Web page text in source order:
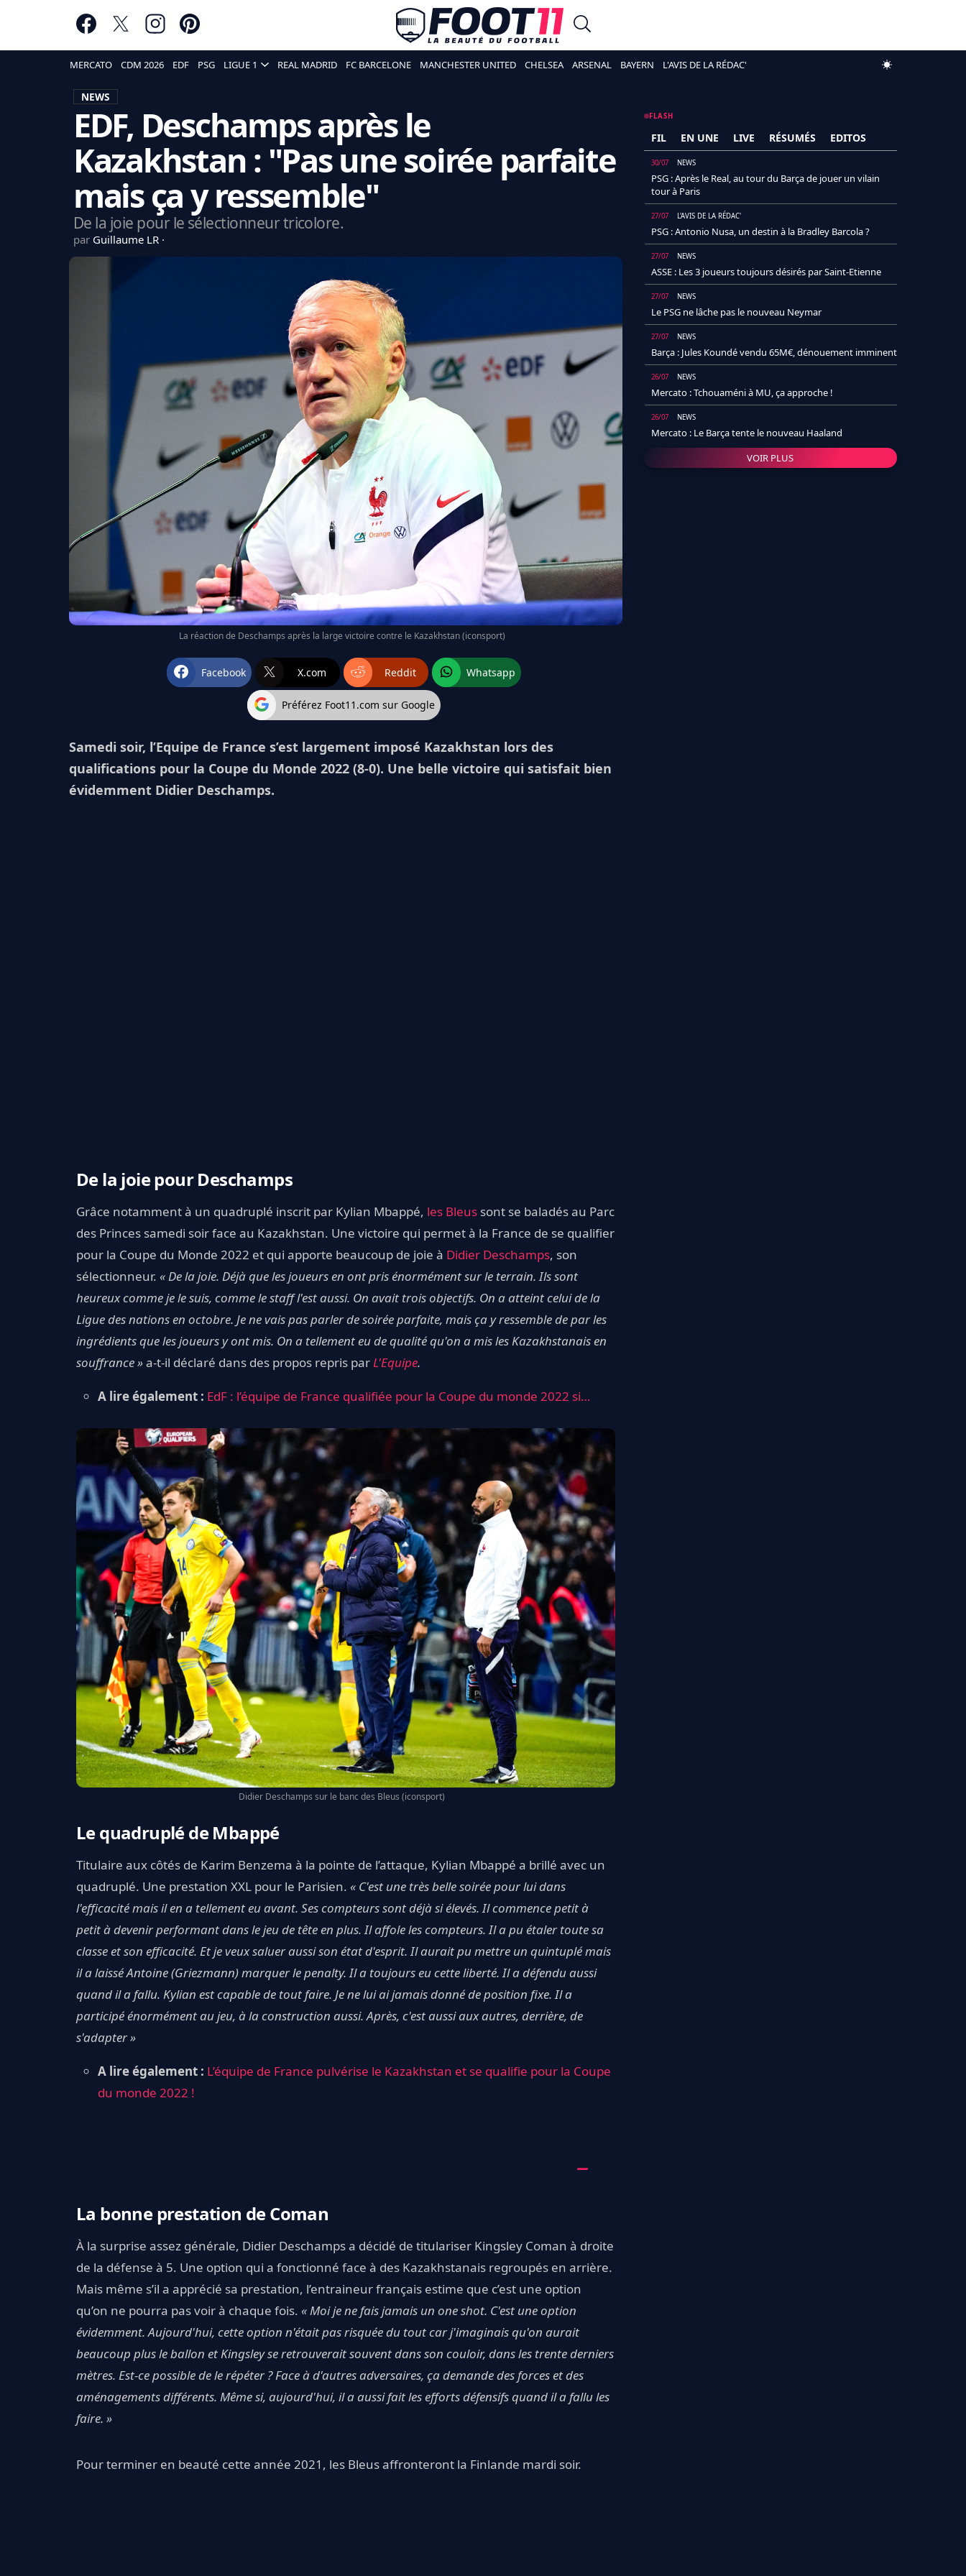
MERCATO CDM 2026 EDF PSG LIGUE 1 REAL MADRID FC BARCELONE MANCHESTER UNITED CHELSEA ARSENAL BAYERN L'AVIS DE LA RÉDAC'
NEWS
EDF, Deschamps après le
Kazakhstan : "Pas une soirée parfaite
mais ça y ressemble"
De la joie pour le sélectionneur tricolore.
par Guillaume LR
La réaction de Deschamps après la large victoire contre le Kazakhstan (iconsport)
Facebook X.com Reddit Whatsapp
Préférez Foot11.com sur Google
Samedi soir, l’Equipe de France s’est largement imposé Kazakhstan lors des
qualifications pour la Coupe du Monde 2022 (8-0). Une belle victoire qui satisfait bien
évidemment Didier Deschamps.
De la joie pour Deschamps
Grâce notamment à un quadruplé inscrit par Kylian Mbappé, les Bleus sont se baladés au Parc
des Princes samedi soir face au Kazakhstan. Une victoire qui permet à la France de se qualifier
pour la Coupe du Monde 2022 et qui apporte beaucoup de joie à Didier Deschamps, son
sélectionneur. « De la joie. Déjà que les joueurs en ont pris énormément sur le terrain. Ils sont
heureux comme je le suis, comme le staff l'est aussi. On avait trois objectifs. On a atteint celui de la
Ligue des nations en octobre. Je ne vais pas parler de soirée parfaite, mais ça y ressemble de par les
ingrédients que les joueurs y ont mis. On a tellement eu de qualité qu'on a mis les Kazakhstanais en
souffrance »a-t-il déclaré dans des propos repris parL'Equipe.
A lire également : EdF : l’équipe de France qualifiée pour la Coupe du monde 2022 si…
Didier Deschamps sur le banc des Bleus (iconsport)
Le quadruplé de Mbappé
Titulaire aux côtés de Karim Benzema à la pointe de l’attaque, Kylian Mbappé a brillé avec un
quadruplé. Une prestation XXL pour le Parisien. « C'est une très belle soirée pour lui dans
l'efficacité mais il en a tellement eu avant. Ses compteurs sont déjà si élevés. Il commence petit à
petit à devenir performant dans le jeu de tête en plus. Il affole les compteurs. Il a pu étaler toute sa
classe et son efficacité. Et je veux saluer aussi son état d'esprit. Il aurait pu mettre un quintuplé mais
il a laissé Antoine (Griezmann) marquer le penalty. Il a toujours eu cette liberté. Il a défendu aussi
quand il a fallu. Kylian est capable de tout faire. Je ne lui ai jamais donné de position fixe. Il a
participé énormément au jeu, à la construction aussi. Après, c'est aussi aux autres, derrière, de
s'adapter »
A lire également : L’équipe de France pulvérise le Kazakhstan et se qualifie pour la Coupe
du monde 2022 !
La bonne prestation de Coman
À la surprise assez générale, Didier Deschamps a décidé de titulariser Kingsley Coman à droite
de la défense à 5. Une option qui a fonctionné face à des Kazakhstanais regroupés en arrière.
Mais même s’il a apprécié sa prestation, l’entraineur français estime que c’est une option
qu’on ne pourra pas voir à chaque fois. « Moi je ne fais jamais un one shot. C'est une option
évidemment. Aujourd'hui, cette option n'était pas risquée du tout car j'imaginais qu'on aurait
beaucoup plus le ballon et Kingsley se retrouverait souvent dans son couloir, dans les trente derniers
mètres. Est-ce possible de le répéter ? Face à d'autres adversaires, ça demande des forces et des
aménagements différents. Même si, aujourd'hui, il a aussi fait les efforts défensifs quand il a fallu les
faire. »
Pour terminer en beauté cette année 2021, les Bleus affronteront la Finlande mardi soir.
FLASH
FIL EN UNE LIVE RÉSUMÉS EDITOS
30/07 NEWS
PSG : Après le Real, au tour du Barça de jouer un vilain
tour à Paris
27/07 L'AVIS DE LA RÉDAC'
PSG : Antonio Nusa, un destin à la Bradley Barcola ?
27/07 NEWS
ASSE : Les 3 joueurs toujours désirés par Saint-Etienne
27/07 NEWS
Le PSG ne lâche pas le nouveau Neymar
27/07 NEWS
Barça : Jules Koundé vendu 65M€, dénouement imminent
26/07 NEWS
Mercato : Tchouaméni à MU, ça approche !
26/07 NEWS
Mercato : Le Barça tente le nouveau Haaland
VOIR PLUS